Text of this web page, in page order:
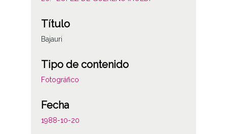
Título
Bajauri
Tipo de contenido
Fotográfico
Fecha
1988-10-20